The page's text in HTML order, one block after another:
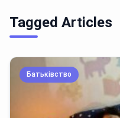
Tagged Articles
Батьківство